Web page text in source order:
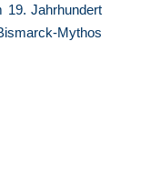
19. Jahrhundert
Mythos